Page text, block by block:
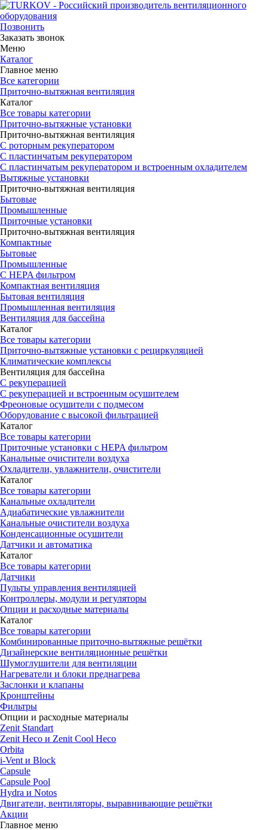
Позвонить
Заказать звонок
Меню
Каталог
Главное меню
Все категории
Приточно-вытяжная вентиляция
Каталог
Все товары категории
Приточно-вытяжные установки
Приточно-вытяжная вентиляция
С роторным рекуператором
С пластинчатым рекуператором
С пластинчатым рекуператором и встроенным охладителем
Вытяжные установки
Приточно-вытяжная вентиляция
Бытовые
Промышленные
Приточные установки
Приточно-вытяжная вентиляция
Компактные
Бытовые
Промышленные
С HEPA фильтром
Компактная вентиляция
Бытовая вентиляция
Промышленная вентиляция
Вентиляция для бассейна
Каталог
Все товары категории
Приточно-вытяжные установки с рециркуляцией
Климатические комплексы
Вентиляция для бассейна
С рекуперацией
С рекуперацией и встроенным осушителем
Фреоновые осушители с подмесом
Оборудование с высокой фильтрацией
Каталог
Все товары категории
Приточные установки c HEPA фильтром
Канальные очистители воздуха
Охладители, увлажнители, очистители
Каталог
Все товары категории
Канальные охладители
Адиабатические увлажнители
Канальные очистители воздуха
Конденсационные осушители
Датчики и автоматика
Каталог
Все товары категории
Датчики
Пульты управления вентиляцией
Контроллеры, модули и регуляторы
Опции и расходные материалы
Каталог
Все товары категории
Комбинированные приточно-вытяжные решётки
Дизайнерские вентиляционные решётки
Шумоглушители для вентиляции
Нагреватели и блоки преднагрева
Заслонки и клапаны
Кронштейны
Фильтры
Опции и расходные материалы
Zenit Standart
Zenit Heco и Zenit Cool Heco
Orbita
i-Vent и Block
Capsule
Capsule Pool
Hydra и Notos
Двигатели, вентиляторы, выравнивающие решётки
Акции
Главное меню